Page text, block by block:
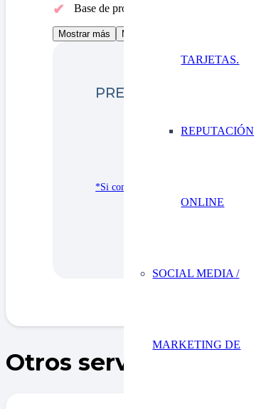
TARJETAS.
REPUTACIÓN
ONLINE
SOCIAL MEDIA /
MARKETING DE
Base de prospectos
Mostrar más Mostrar menos
PRECIO DEL SERVICIO
*Si compras desde Canarias contáctanos
Otros servicios